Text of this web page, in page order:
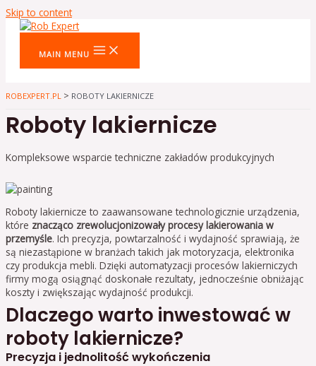
Skip to content
MAIN MENU
ROBEXPERT.PL > ROBOTY LAKIERNICZE
Roboty lakiernicze
Kompleksowe wsparcie techniczne zakładów produkcyjnych
Roboty lakiernicze to zaawansowane technologicznie urządzenia,
które znacząco zrewolucjonizowały procesy lakierowania w
przemyśle. Ich precyzja, powtarzalność i wydajność sprawiają, że
są niezastąpione w branżach takich jak motoryzacja, elektronika
czy produkcja mebli. Dzięki automatyzacji procesów lakierniczych
firmy mogą osiągnąć doskonałe rezultaty, jednocześnie obniżając
koszty i zwiększając wydajność produkcji.
Dlaczego warto inwestować w
roboty lakiernicze?
Precyzja i jednolitość wykończenia